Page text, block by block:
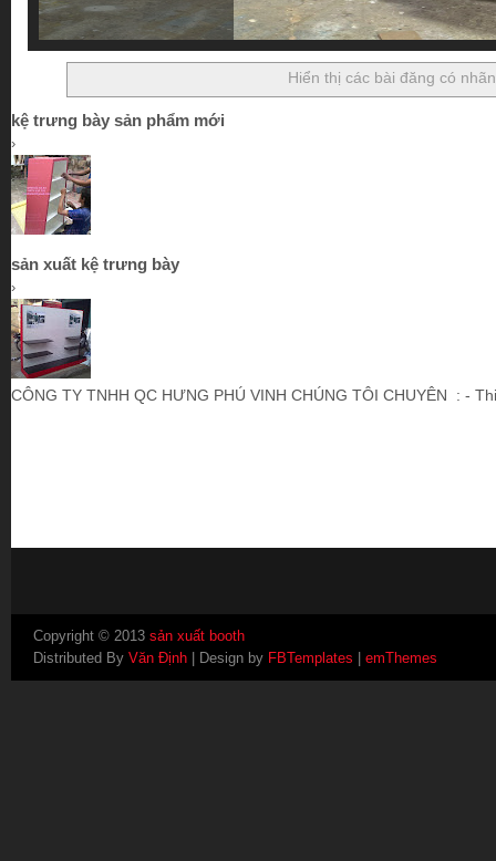
Hiển thị các bài đăng có
kệ trưng bày sản phẩm mới
›
sản xuất kệ trưng bày
›
CÔNG TY TNHH QC HƯNG PHÚ VINH CHÚNG TÔI CHUYÊN : -
Copyright © 2013 sản xuất booth
Distributed By Văn Định | Design by FBTemplates emThemes